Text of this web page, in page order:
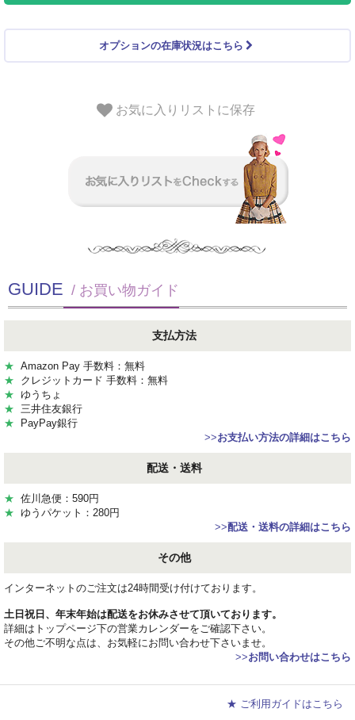
オプションの在庫状況はこちら
お気に入りリストに保存
GUIDE / お買い物ガイド
支払方法
★ Amazon Pay 手数料：無料
★ クレジットカード 手数料：無料
★ ゆうちょ
★ 三井住友銀行
★ PayPay銀行
>>お支払い方法の詳細はこちら
配送・送料
★ 佐川急便：590円
★ ゆうパケット：280円
>>配送・送料の詳細はこちら
その他
インターネットのご注文は24時間受け付けております。
土日祝日、年末年始は配送をお休みさせて頂いております。
詳細はトップページ下の営業カレンダーをご確認下さい。
その他ご不明な点は、お気軽にお問い合わせ下さいませ。
>>お問い合わせはこちら
★ ご利用ガイドはこちら